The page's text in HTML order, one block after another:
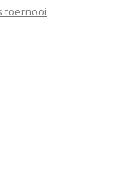
toernooi